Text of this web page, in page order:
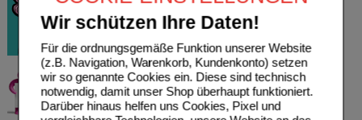
Wir schützen Ihre Daten!
Für die ordnungsgemäße Funktion unserer Website
(z.B. Navigation, Warenkorb, Kundenkonto) setzen
wir so genannte Cookies ein. Diese sind technisch
notwendig, damit unser Shop überhaupt funktioniert.
Darüber hinaus helfen uns Cookies, Pixel und